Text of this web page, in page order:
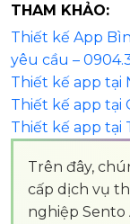
THAM KHẢO:
Thiết kế App
yêu cầu –
Thiết kế app tại
Thiết kế app tại
Thiết kế app tại
Trên đây,
cấp dịch vụ
nghiệp Sento